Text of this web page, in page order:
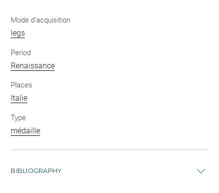
Mode d'acquisition
legs
Period
Renaissance
Places
Italie
Type
médaille
BIBLIOGRAPHY